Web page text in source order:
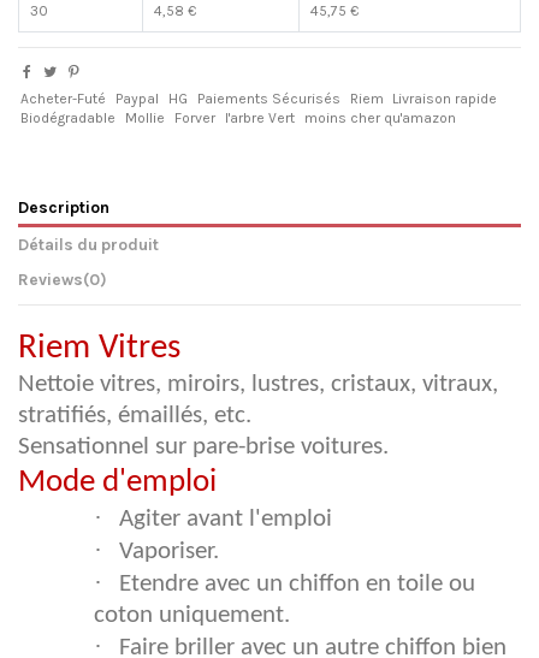
30 4,58 € 45,75 €
Acheter-Futé Paypal HG Paiements Sécurisés Riem
Livraison rapide
Biodégradable
Mollie Forver l'arbre Vert moins cher qu'amazon
Description
Détails du produit
Reviews(0)
Riem Vitres
Nettoie vitres, miroirs, lustres, cristaux, vitraux,
stratifiés, émaillés, etc.
Sensationnel sur pare-brise voitures.
Mode d'emploi
· Agiter avant l'emploi
· Vaporiser.
·
Etendre avec un chiffon en toile ou
coton uniquement.
·
Faire briller avec un autre chiffon bien